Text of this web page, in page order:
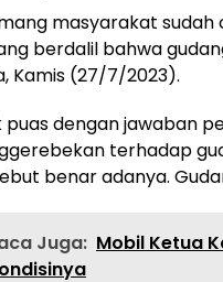
masyarakat
berdalil bahwa
Kamis (27/7/2023).
puas dengan jawaban
terhadap
benar adanya.
Juga: Mobil Ketua